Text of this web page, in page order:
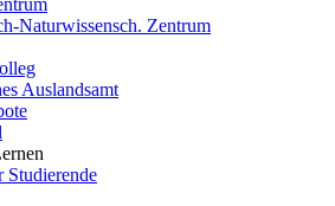
Naturwissensch. Zentrum
Auslandsamt
Studierende